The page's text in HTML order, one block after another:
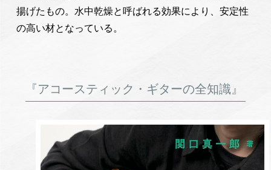
揚げたもの。水中乾燥と呼ばれる効果により、安定性
の高い材となっている。
『アコースティック・ギターの全知識』